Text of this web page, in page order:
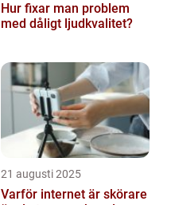
Hur fixar man problem
med dåligt ljudkvalitet?
21 augusti 2025
Varför internet är skörare